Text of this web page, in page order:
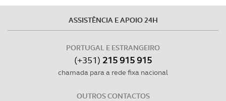
ASSISTÊNCIA E APOIO 24H
PORTUGAL E ESTRANGEIRO
(+351) 215 915 915
chamada para a rede fixa nacional
OUTROS CONTACTOS